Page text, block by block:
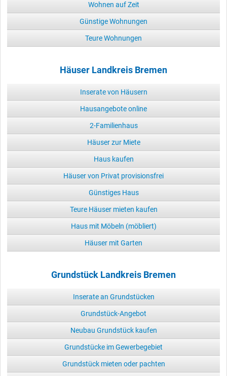
Wohnen auf Zeit
Günstige Wohnungen
Teure Wohnungen
Häuser Landkreis Bremen
Inserate von Häusern
Hausangebote online
2-Familienhaus
Häuser zur Miete
Haus kaufen
Häuser von Privat provisionsfrei
Günstiges Haus
Teure Häuser mieten kaufen
Haus mit Möbeln (möbliert)
Häuser mit Garten
Grundstück Landkreis Bremen
Inserate an Grundstücken
Grundstück-Angebot
Neubau Grundstück kaufen
Grundstücke im Gewerbegebiet
Grundstück mieten oder pachten